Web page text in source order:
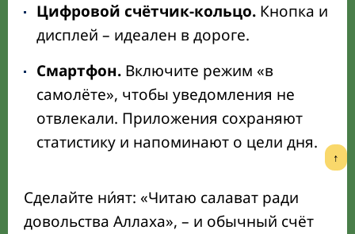
Цифровой счётчик-кольцо. Кнопка и
дисплей – идеален в дороге.
Смартфон. Включите режим «в
самолёте», чтобы уведомления не
отвлекали. Приложения сохраняют
статистику и напоминают о цели дня.
Сделайте ни́ят: «Читаю салават ради
довольства Аллаха», – и обычный счёт
↑